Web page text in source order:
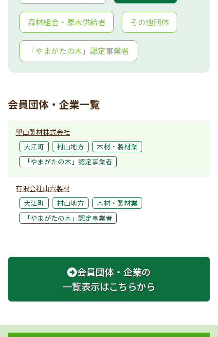
森林組合・原木供給者 その他団体
「やまがたの木」認定事業者
会員団体・企業一覧
望山製材株式会社
大江町
村山地方
木材・製材業
「やまがたの木」認定事業者
有限会社山六製材
大江町
村山地方
木材・製材業
「やまがたの木」認定事業者
会員団体・企業の
一覧表示はこちらから